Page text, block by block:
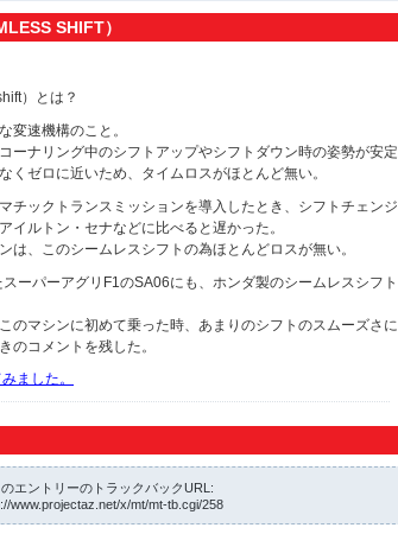
SHIFT）
）とは？
変速機構のこと。
ーナリング中のシフトアップやシフトダウン時の姿勢が安定
くゼロに近いため、タイムロスがほとんど無い。
チックトランスミッションを導入したとき、シフトチェンジ
イルトン・セナなどに比べると遅かった。
は、このシームレスシフトの為ほとんどロスが無い。
ーパーアグリF1のSA06にも、ホンダ製のシームレスシフト
のマシンに初めて乗った時、あまりのシフトのスムーズさに
のコメントを残した。
ました。
のエントリーのトラックバックURL:
www.projectaz.net/x/mt/mt-tb.cgi/258